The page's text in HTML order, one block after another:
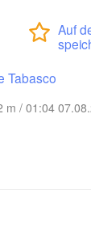
Tabasco
m / 01:04